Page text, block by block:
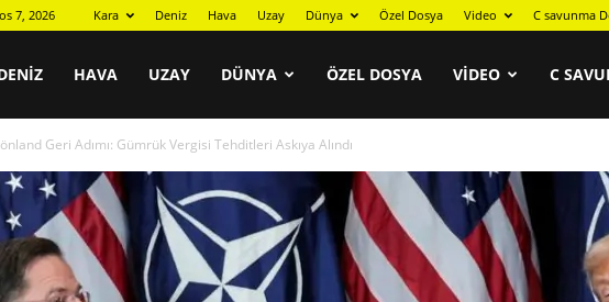
7, 2026 Kara Deniz Hava Uzay Dünya Özel Dosya Video C savunma
HAVA UZAY DÜNYA ÖZEL DOSYA VIDEO C
Geri Adımı: Gümrük Vergisi Tehditleri Askıya Alındı